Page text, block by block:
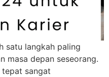
satu langkah paling
masa depan seseorang.
tepat sangat